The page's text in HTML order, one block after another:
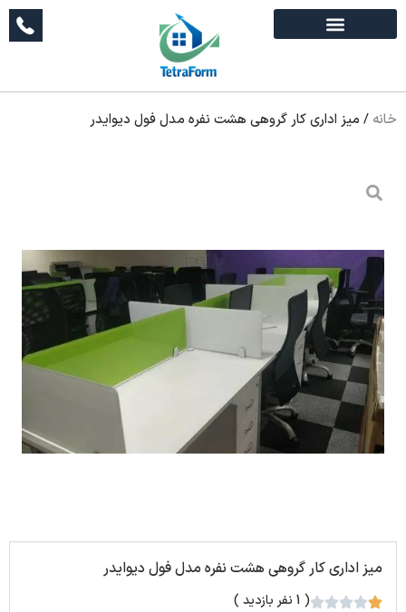
خانه / میز اداری کار گروهی هشت نفره مدل فول دیوایدر
میز اداری کار گروهی هشت نفره مدل فول دیوایدر
( 1 نفر بازدید )